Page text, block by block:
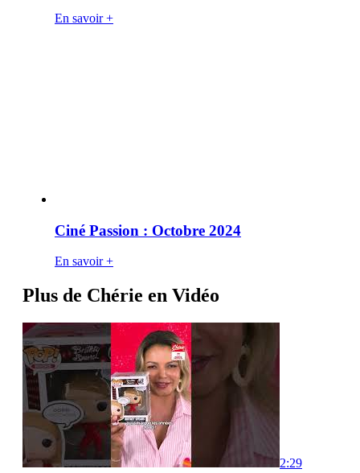
En savoir +
Ciné Passion : Octobre 2024
En savoir +
Plus de Chérie en Vidéo
2:29